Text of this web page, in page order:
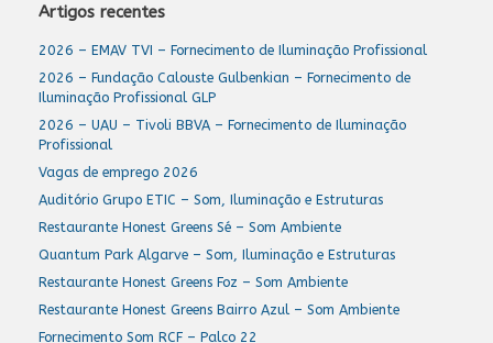
Artigos recentes
2026 – EMAV TVI – Fornecimento de Iluminação Profissional
2026 – Fundação Calouste Gulbenkian – Fornecimento de
Iluminação Profissional GLP
2026 – UAU – Tivoli BBVA – Fornecimento de Iluminação
Profissional
Vagas de emprego 2026
Auditório Grupo ETIC – Som, Iluminação e Estruturas
Restaurante Honest Greens Sé – Som Ambiente
Quantum Park Algarve – Som, Iluminação e Estruturas
Restaurante Honest Greens Foz – Som Ambiente
Restaurante Honest Greens Bairro Azul – Som Ambiente
Fornecimento Som RCF – Palco 22